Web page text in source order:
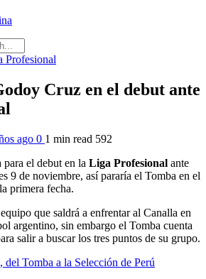
Profesional
Cruz en el debut ante
ago 0 1 min read 592
para el debut en la Liga Profesional ante
9 de noviembre, así pararía el Tomba en el
primera fecha.
que saldrá a enfrentar al Canalla en
argentino, sin embargo el Tomba cuenta
salir a buscar los tres puntos de su grupo.
del Tomba a la Selección de Perú